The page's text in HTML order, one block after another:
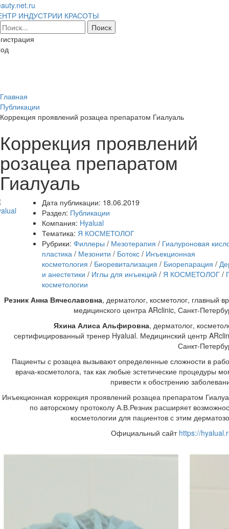
ИНДУСТРИИ КРАСОТЫ
Главная
Публикации
Коррекция проявлений розацеа препаратом Гиалуаль
Коррекция проявлений
розацеа препаратом
Гиалуаль
Дата публикации: 18.06.2019
Раздел: Публикации
Компания: Hyalual
Тематика: Я КОСМЕТОЛОГ
Рубрики: Филлеры / Мезотерапия / Гиалуроновая
пластика / Мезонити / Ботокс / Инъекционная
косметология / Биоревитализация / Биорепарация /
и анестетики / Иглы для инъекций / Я КОСМЕТОЛОГ /
косметологии
Резник Анна Вячеславовна, дерматолог, косметолог, главный
медицинского центра ARclinic, Санкт-
Яхина Алиса Альфировна, дерматолог,
сертифицированный тренер Hyalual. Медицинский центр
Санкт-
Пациенты с розацеа вызывают определенные сложности в
врача-косметолога, так как любые эстетические процедуры
привести к обострению
Инъекционная коррекция проявлений розацеа препаратом
по авторскому протоколу А.В.Резник расширяет
косметологии для пациентов с этим
Официальный сайт https://